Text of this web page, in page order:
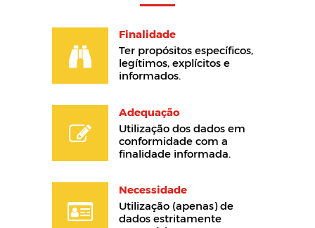
Finalidade
Ter propósitos específicos,
legítimos, explícitos e
informados.
Adequação
Utilização dos dados em
conformidade com a
finalidade informada.
Necessidade
Utilização (apenas) de
dados estritamente